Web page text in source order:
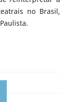
no Brasil,